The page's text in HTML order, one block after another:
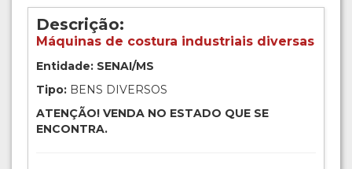
Descrição:
Máquinas de costura industriais diversas
Entidade: SENAI/MS
Tipo: BENS DIVERSOS
ATENÇÃO! VENDA NO ESTADO QUE SE
ENCONTRA.